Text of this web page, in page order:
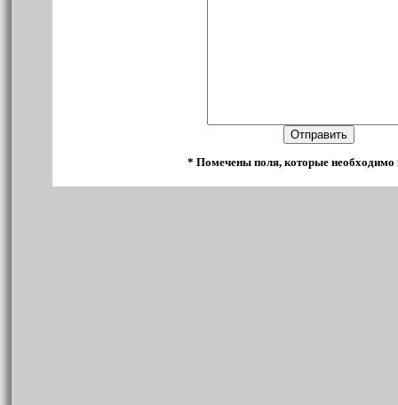
* Помечены поля, которые необходимо